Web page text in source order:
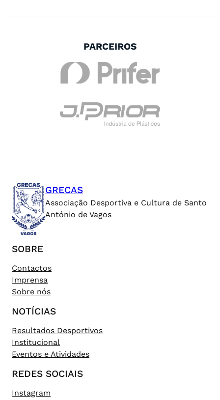
PARCEIROS
GRECAS
Associação Desportiva e Cultura de Santo
António de Vagos
SOBRE
Contactos
Imprensa
Sobre nós
NOTÍCIAS
Resultados Desportivos
Institucional
Eventos e Atividades
REDES SOCIAIS
Instagram